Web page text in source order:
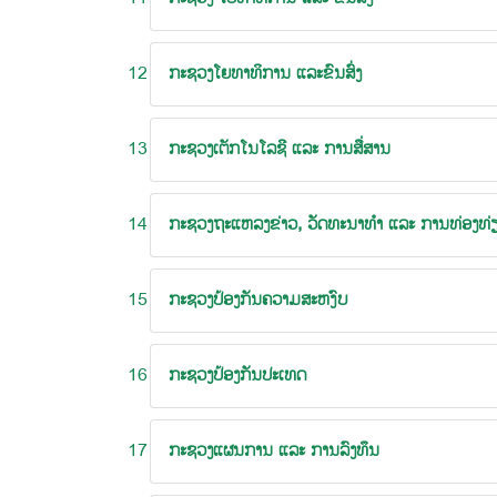
12 ກະຊວງໂຍທາທິການ ແລະຂົນສົ່ງ
13 ກະຊວງເຕັກໂນໂລຊີ ແລະ ການສື່ສານ
14 ກະຊວງຖະແຫລງຂ່າວ, ວັດທະນາທຳ ແລະ ການທ່ອງທ່
15 ກະຊວງປ້ອງກັນຄວາມສະຫງົບ
16 ກະຊວງປ້ອງກັນປະເທດ
17 ກະຊວງແຜນການ ແລະ ການລົງທຶນ